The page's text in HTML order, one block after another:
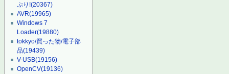
ぷり!(20367)
AVR(19965)
Windows 7
Loader(19880)
tokkyo/買った物/電子部
品(19439)
V-USB(19156)
OpenCV(19136)